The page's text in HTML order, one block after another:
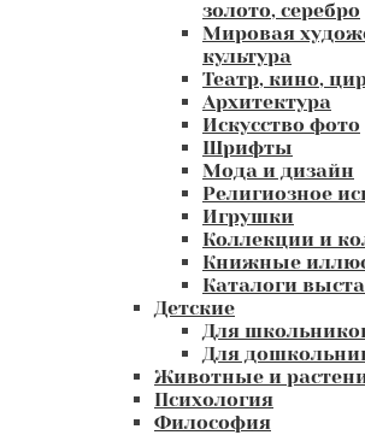
золото, серебро
Мировая
культура
Театр, кино,
Архитектура
Искусство фото
Шрифты
Мода и дизайн
Религиозное
Игрушки
Коллекции и
Книжные
Каталоги
Детские
Для
Для
Животные и
Психология
Философия